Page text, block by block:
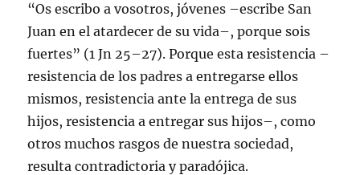
“Os escribo a vosotros, jóvenes –escribe San
Juan en el atardecer de su vida–, porque sois
fuertes” (1 Jn 25–27). Porque esta resistencia –
resistencia de los padres a entregarse ellos
mismos, resistencia ante la entrega de sus
hijos, resistencia a entregar sus hijos–, como
otros muchos rasgos de nuestra sociedad,
resulta contradictoria y paradójica.